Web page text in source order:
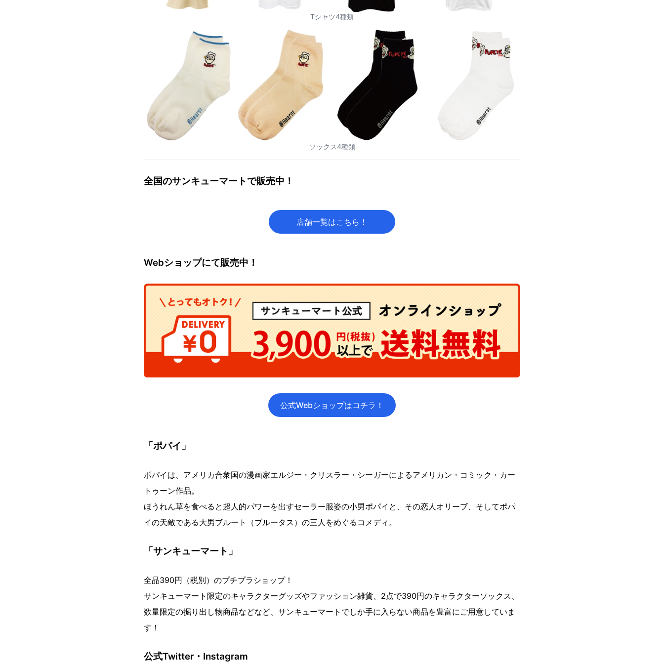
Tシャツ4種類
ソックス4種類
全国のサンキューマートで販売中！
店舗一覧はこちら！
Webショップにて販売中！
公式Webショップはコチラ！
「ポパイ」
ポパイは、アメリカ合衆国の漫画家エルジー・クリスラー・シーガーによるアメリカン・コミック・カー
トゥーン作品。
ほうれん草を食べると超人的パワーを出すセーラー服姿の小男ポパイと、その恋人オリーブ、そしてポパ
イの天敵である大男ブルート（ブルータス）の三人をめぐるコメディ。
「サンキューマート」
全品390円（税別）のプチプラショップ！
サンキューマート限定のキャラクターグッズやファッション雑貨、2点で390円のキャラクターソックス、
数量限定の掘り出し物商品などなど、サンキューマートでしか手に入らない商品を豊富にご用意していま
す！
公式Twitter・Instagram